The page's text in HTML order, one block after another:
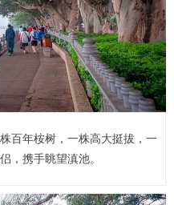
百年桉树，一株高大挺拔，一
，携手眺望滇池。